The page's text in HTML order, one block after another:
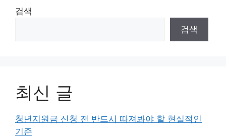
검색
검색
최신 글
청년지원금 신청 전 반드시 따져봐야 할 현실적인
기준